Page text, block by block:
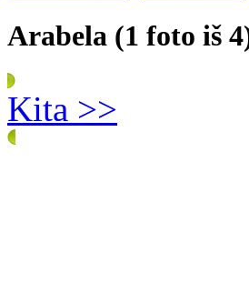
Arabela (1 foto iš
Kita >>